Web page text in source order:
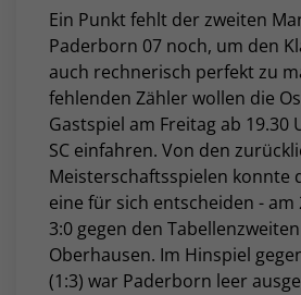
Ein Punkt fehlt der zweiten
Paderborn 07 noch, um den
auch rechnerisch perfekt zu
fehlenden Zähler wollen die
Gastspiel am Freitag ab 19.30
SC einfahren. Von den
Meisterschaftsspielen konnte
eine für sich entscheiden - am
3:0 gegen den
Oberhausen. Im Hinspiel
(1:3) war Paderborn leer